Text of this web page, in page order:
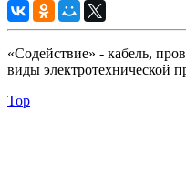
«Содействие» - кабель,
виды электротехнической
Top